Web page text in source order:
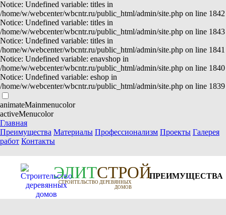
Notice: Undefined variable: titles in
/home/w/webcenter/wbcntr.ru/public_html/admin/site.php on line 1842
Notice: Undefined variable: titles in
/home/w/webcenter/wbcntr.ru/public_html/admin/site.php on line 1843
Notice: Undefined variable: titles in
/home/w/webcenter/wbcntr.ru/public_html/admin/site.php on line 1841
Notice: Undefined variable: enavshop in
/home/w/webcenter/wbcntr.ru/public_html/admin/site.php on line 1840
Notice: Undefined variable: eshop in
/home/w/webcenter/wbcntr.ru/public_html/admin/site.php on line 1839
animateMainmenucolor
activeMenucolor
Главная
Преимущества Материалы Профессионализм Проекты Галерея
работ Контакты
ЭЛИТСТРОЙ
СТРОИТЕЛЬСТВО ДЕРЕВЯННЫХ
ДОМОВ
ПРЕИМУЩЕСТВА